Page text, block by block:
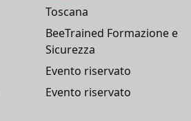
Toscana
BeeTrained Formazione e
Sicurezza
Evento riservato
Evento riservato